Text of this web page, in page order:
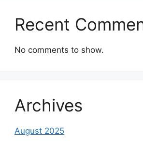
Recent
No comments to show.
Archives
August 2025